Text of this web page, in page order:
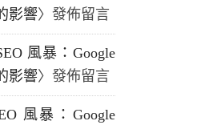
影響〉發佈留言
風暴：Google
影響〉發佈留言
風暴：Google